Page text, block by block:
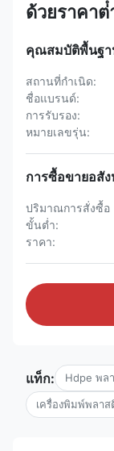
ด้วยราคาต่ํ
คุณสมบัติพื้นฐ
สถานที่กำเนิด:
ชื่อแบรนด์:
การรับรอง:
หมายเลขรุ่น:
การซื้อขายอสั
ปริมาณการสั่งซื้อ
ขั้นต่ำ:
ราคา:
แท็ก: Hdpe พล
เครื่องพิมพ์พลาส